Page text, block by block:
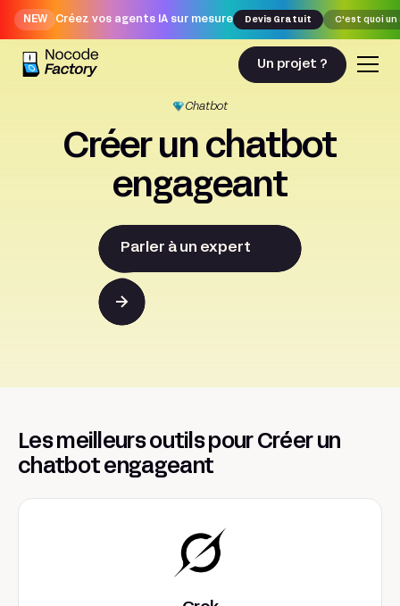
NEW Créez vos agents IA sur mesure Devis Gratuit C'est quoi un
Un projet ?
Chatbot
Créer un chatbot
engageant
Parler à un expert
Les meilleurs outils pour Créer un
chatbot engageant